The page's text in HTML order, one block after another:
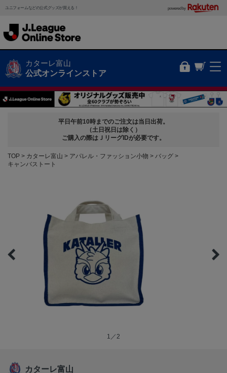
ユニフォームなどの公式グッズが買える！ powered by
カターレ富山
公式オンラインストア
平日午前10時までのご注文は当日出荷。
（土日祝日は除く）
ご購入の際はＪリーグIDが必要です。
TOP カターレ富山 アパレル・ファッション小物
バッグ
キャンバストート
1／2
カターレ富山